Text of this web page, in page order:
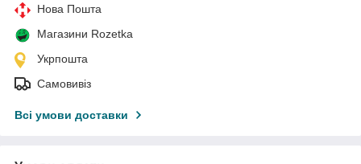
Нова Пошта
Магазини Rozetka
Укрпошта
Самовивіз
Всі умови доставки